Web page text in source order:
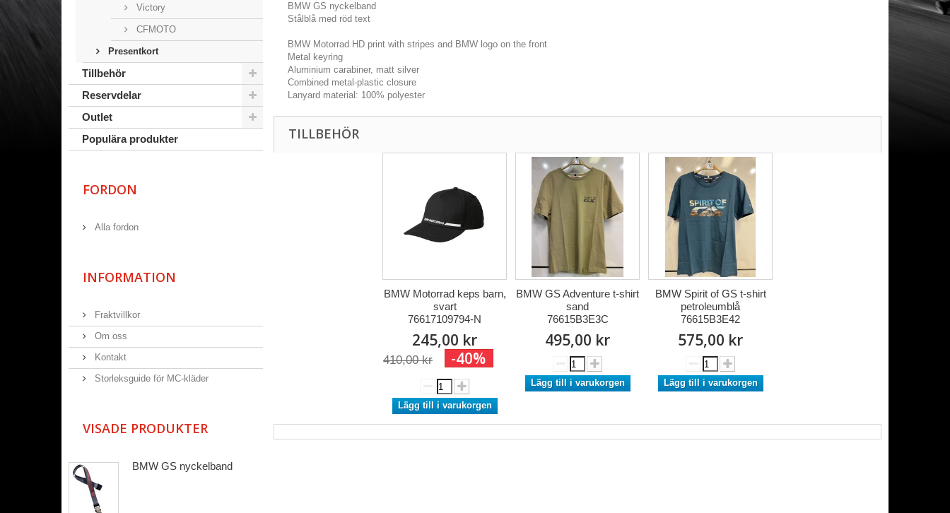
Victory
CFMOTO
Presentkort
Tillbehör
Reservdelar
Outlet
Populära produkter
FORDON
Alla fordon
INFORMATION
Fraktvillkor
Om oss
Kontakt
Storleksguide för MC-kläder
VISADE PRODUKTER
BMW GS nyckelband
BMW GS nyckelband
Stålblå med röd text
BMW Motorrad HD print with stripes and BMW logo on the front
Metal keyring
Aluminium carabiner, matt silver
Combined metal-plastic closure
Lanyard material: 100% polyester
TILLBEHÖR
BMW Motorrad keps barn,
svart
76617109794-N
245,00 kr
410,00 kr -40%
Lägg till i varukorgen
BMW GS Adventure t-shirt
sand
76615B3E3C
495,00 kr
Lägg till i varukorgen
BMW Spirit of GS t-shirt
petroleumblå
76615B3E42
575,00 kr
Lägg till i varukorgen